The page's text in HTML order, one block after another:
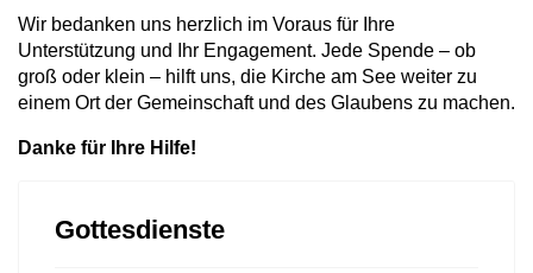
Wir bedanken uns herzlich im Voraus für Ihre
Unterstützung und Ihr Engagement. Jede Spende – ob
groß oder klein – hilft uns, die Kirche am See weiter zu
einem Ort der Gemeinschaft und des Glaubens zu machen.
Danke für Ihre Hilfe!
Gottesdienste